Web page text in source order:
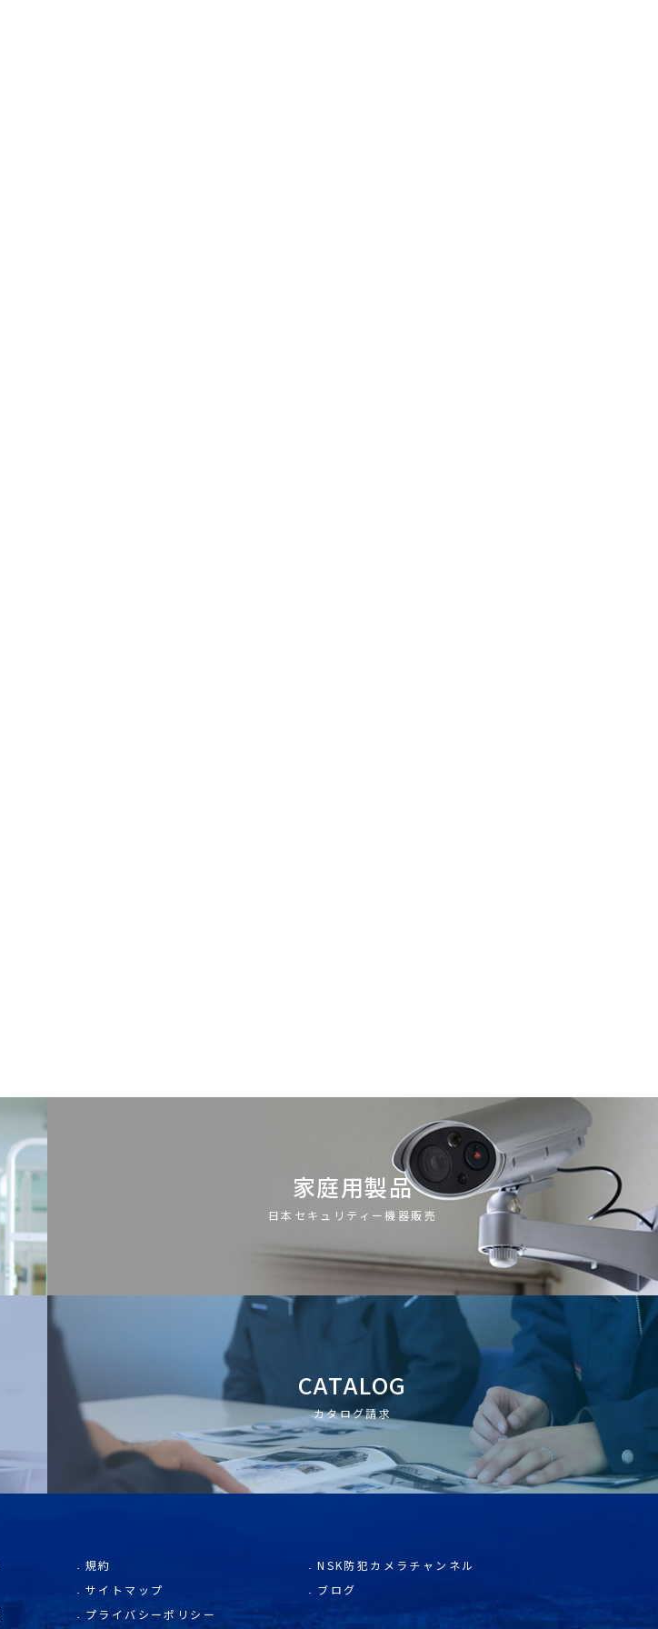
家庭用製品
日本セキュリティー機器販売
CATALOG
カタログ請求
規約
サイトマップ
プライバシーポリシー
NSK防犯カメラチャンネル
ブログ